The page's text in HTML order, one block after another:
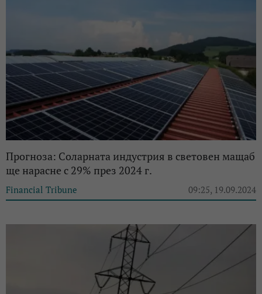
Прогноза: Соларната индустрия в световен мащаб
ще нарасне с 29% през 2024 г.
Financial Tribune 09:25, 19.09.2024